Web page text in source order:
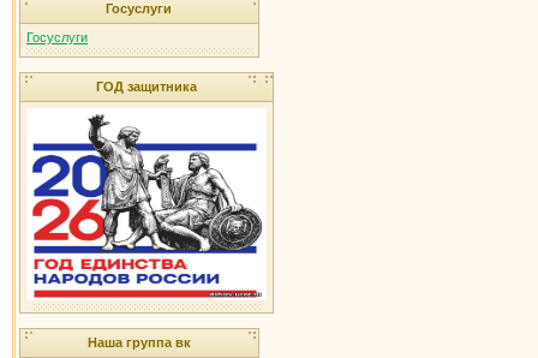
Госуслуги
Госуслуги
ГОД защитника
Наша группа вк